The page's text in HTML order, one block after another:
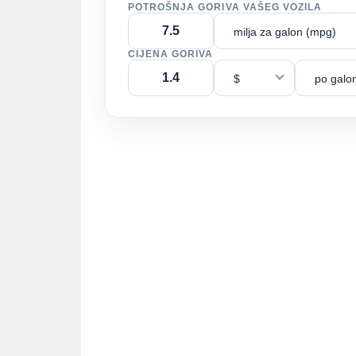
POTROŠNJA GORIVA VAŠEG VOZILA
milja za galon (mpg)
CIJENA GORIVA
$ po